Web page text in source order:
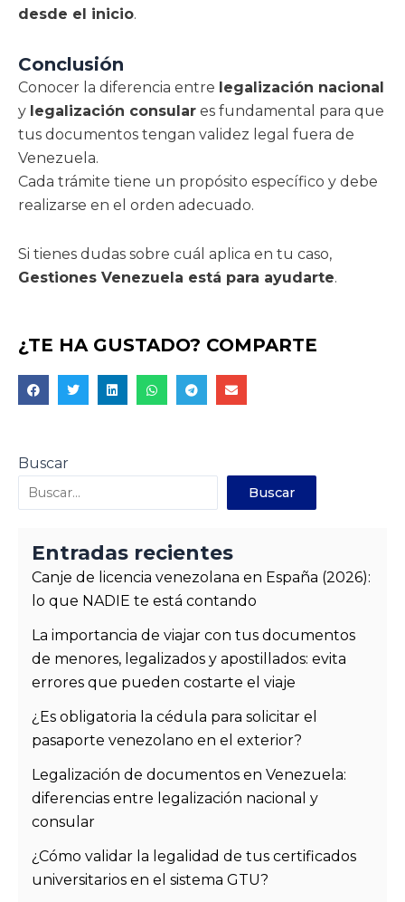
desde el inicio.
Conclusión
Conocer la diferencia entre legalización nacional
y legalización consular es fundamental para que
tus documentos tengan validez legal fuera de
Venezuela.
Cada trámite tiene un propósito específico y debe
realizarse en el orden adecuado.
Si tienes dudas sobre cuál aplica en tu caso,
Gestiones Venezuela está para ayudarte.
¿TE HA GUSTADO? COMPARTE
Buscar
Buscar
Entradas recientes
Canje de licencia venezolana en España (2026):
lo que NADIE te está contando
La importancia de viajar con tus documentos
de menores, legalizados y apostillados: evita
errores que pueden costarte el viaje
¿Es obligatoria la cédula para solicitar el
pasaporte venezolano en el exterior?
Legalización de documentos en Venezuela:
diferencias entre legalización nacional y
consular
¿Cómo validar la legalidad de tus certificados
universitarios en el sistema GTU?